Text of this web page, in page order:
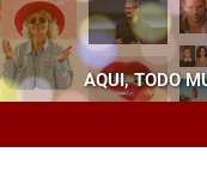
AQUI, TODO